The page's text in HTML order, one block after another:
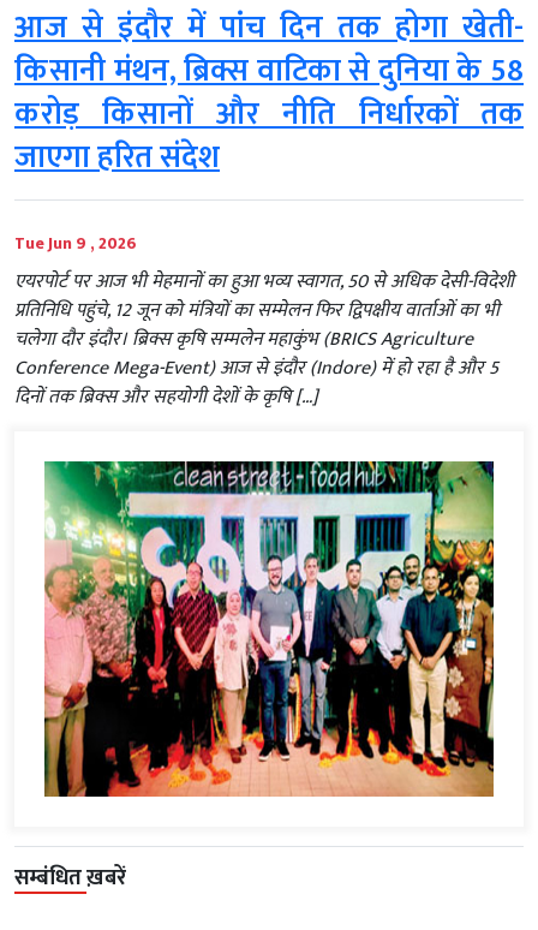
आज से इंदौर में पांच दिन तक होगा खेती-
किसानी मंथन, ब्रिक्स वाटिका से दुनिया के 58
करोड़ किसानों और नीति निर्धारकों तक
जाएगा हरित संदेश
Tue Jun 9 , 2026
एयरपोर्ट पर आज भी मेहमानों का हुआ भव्य स्वागत, 50 से अधिक देसी-विदेशी
प्रतिनिधि पहुंचे, 12 जून को मंत्रियों का सम्मेलन फिर द्विपक्षीय वार्ताओं का भी
चलेगा दौर इंदौर। ब्रिक्स कृषि सम्मलेन महाकुंभ (BRICS Agriculture
Conference Mega-Event) आज से इंदौर (Indore) में हो रहा है और 5
दिनों तक ब्रिक्स और सहयोगी देशों के कृषि […]
सम्बंधित ख़बरें